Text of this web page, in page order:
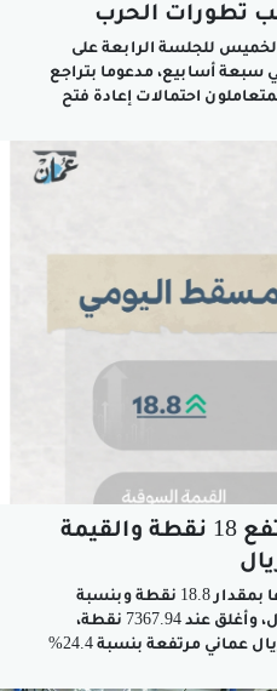
تطورات الحرب
للجلسة الرابعة على
سبعة أسابيع، مدعوما بتراجع
احتمالات إعادة فتح
مؤشر بورصة مسقط يرتفع 18 نقطة والقيمة
سجل مؤشر بورصة مسقط ارتفاعا بمقدار 18.8 نقطة وبنسبة
0.256% مقارنة مع آخر جلسة تداول، وأغلق عند 7367.94 نقطة،
وبلغت قيمة التداول 57.7 مليون ريال عماني مرتفعة بنسبة 24.4%